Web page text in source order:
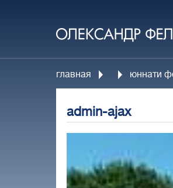
главная юннати
admin-ajax